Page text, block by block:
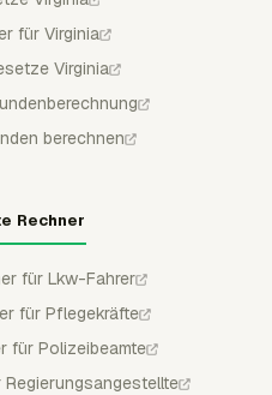
für Virginia
Virginia
berechnen
Rechner
für Lkw-Fahrer
für Pflegekräfte
für Polizeibeamte